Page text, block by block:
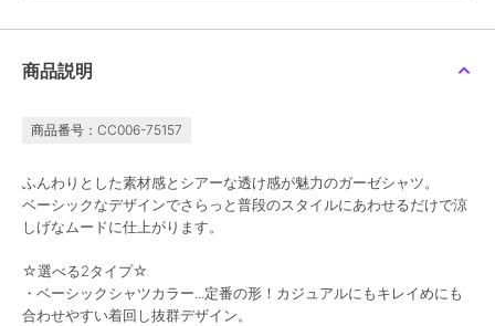
商品説明
商品番号：CC006-75157
ふんわりとした素材感とシアーな透け感が魅力のガーゼシャツ。
ベーシックなデザインでさらっと普段のスタイルにあわせるだけで涼
しげなムードに仕上がります。
☆選べる2タイプ☆
・ベーシックシャツカラー...定番の形！カジュアルにもキレイめにも
合わせやすい着回し抜群デザイン。